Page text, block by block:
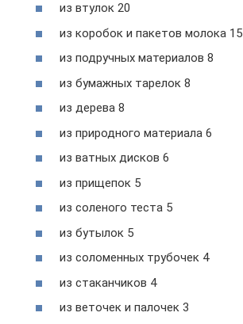
из втулок 20
из коробок и пакетов молока 15
из подручных материалов 8
из бумажных тарелок 8
из дерева 8
из природного материала 6
из ватных дисков 6
из прищепок 5
из соленого теста 5
из бутылок 5
из соломенных трубочек 4
из стаканчиков 4
из веточек и палочек 3